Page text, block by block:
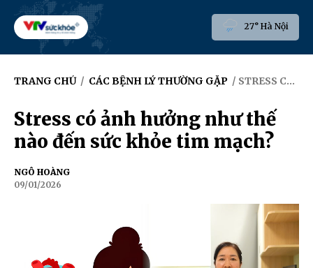
27° Hà Nội
TRANG CHỦ / CÁC BỆNH LÝ THƯỜNG GẶP / STRESS CÓ ẢNH HƯỞNG NHƯ THẾ NÀO ĐẾN SỨC KHỎE TIM MẠCH?
Stress có ảnh hưởng như thế
nào đến sức khỏe tim mạch?
NGÔ HOÀNG
09/01/2026